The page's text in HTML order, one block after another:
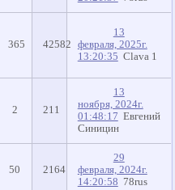
365 42582
13
февраля, 2025г.
13:20:35 Clava 1
2 211
13
ноября, 2024г.
01:48:17 Евгений
Синицин
50 2164
29
февраля, 2024г.
14:20:58 78rus